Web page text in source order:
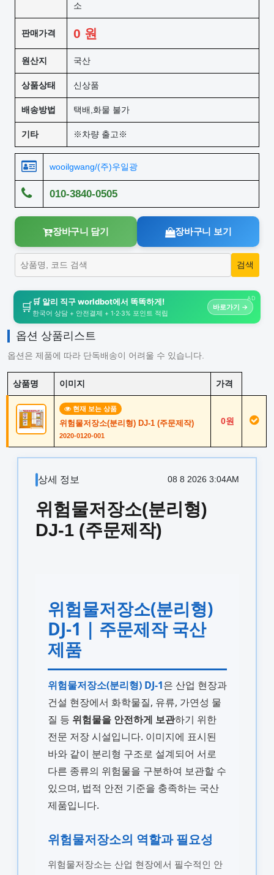
소
판매가격 0 원
원산지 국산
상품상태 신상품
배송방법 택배,화물 불가
기타 ※차량 출고※
wooilgwang/(주)우일광
010-3840-0505
장바구니 담기 장바구니 보기
AD
🛒🛒 알리 직구 worldbot에서 똑똑하게!
한국어 상담 + 안전결제 + 1·2·3% 포인트 적립
바로가기 →
옵션 상품리스트
옵션은 제품에 따라 단독배송이 어려울 수 있습니다.
상품명 이미지 가격
현재 보는 상품
위험물저장소(분리형) DJ-1 (주문제작)
2020-0120-001
0원
상세 정보 08 8 2026 3:04AM
위험물저장소(분리형)
DJ-1 (주문제작)
위험물저장소(분리형)
DJ-1 | 주문제작 국산
제품
위험물저장소(분리형) DJ-1은 산업 현장과
건설 현장에서 화학물질, 유류, 가연성 물
질 등 위험물을 안전하게 보관하기 위한
전문 저장 시설입니다. 이미지에 표시된
바와 같이 분리형 구조로 설계되어 서로
다른 종류의 위험물을 구분하여 보관할 수
있으며, 법적 안전 기준을 충족하는 국산
제품입니다.
위험물저장소의 역할과 필요성
위험물저장소는 산업 현장에서 필수적인 안